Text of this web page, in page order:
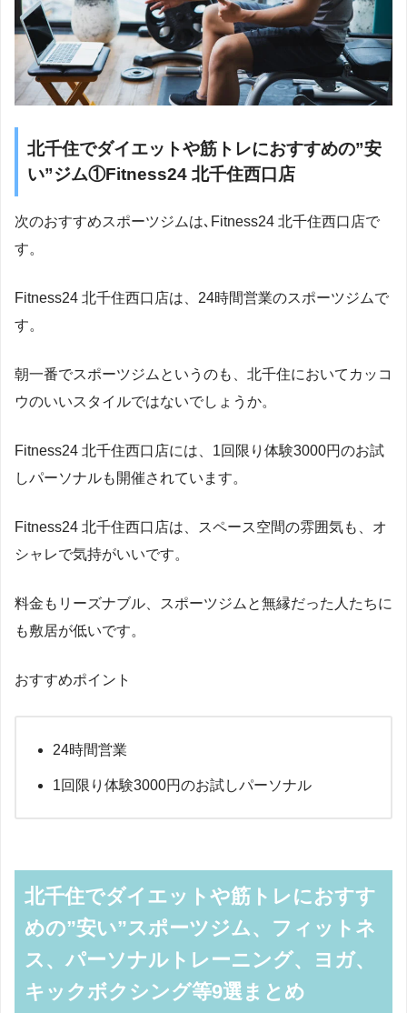
北千住でダイエットや筋トレにおすすめの”安
い”ジム①Fitness24 北千住西口店
次のおすすめスポーツジムは､Fitness24 北千住西口店で
す。
Fitness24 北千住西口店は、24時間営業のスポーツジムで
す。
朝一番でスポーツジムというのも、北千住においてカッコ
ウのいいスタイルではないでしょうか。
Fitness24 北千住西口店には、1回限り体験3000円のお試
しパーソナルも開催されています。
Fitness24 北千住西口店は、スペース空間の雰囲気も、オ
シャレで気持がいいです。
料金もリーズナブル、スポーツジムと無縁だった人たちに
も敷居が低いです。
おすすめポイント
24時間営業
1回限り体験3000円のお試しパーソナル
北千住でダイエットや筋トレにおすす
めの”安い”スポーツジム、フィットネ
ス、パーソナルトレーニング、ヨガ、
キックボクシング等9選まとめ